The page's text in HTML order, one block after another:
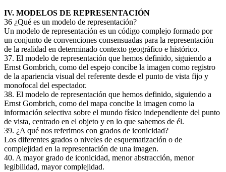
IV. MODELOS DE REPRESENTACIÓN
36 ¿Qué es un modelo de representación?
Un modelo de representación es un código complejo formado por
un conjunto de convenciones consensuadas para la representación
de la realidad en determinado contexto geográfico e histórico.
37. El modelo de representación que hemos definido, siguiendo a
Ernst Gombrich, como del espejo concibe la imagen como registro
de la apariencia visual del referente desde el punto de vista fijo y
monofocal del espectador.
38. El modelo de representación que hemos definido, siguiendo a
Ernst Gombrich, como del mapa concibe la imagen como la
información selectiva sobre el mundo físico independiente del punto
de vista, centrado en el objeto y en lo que sabemos de él.
39. ¿A qué nos referimos con grados de iconicidad?
Los diferentes grados o niveles de esquematización o de
complejidad en la representación de una imagen.
40. A mayor grado de iconicidad, menor abstracción, menor
legibilidad, mayor complejidad.